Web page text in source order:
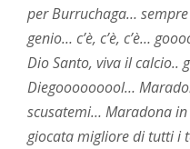
per Burruchaga…
genio… c’è, c’è, c’è…
Dio Santo, viva il calcio..
Diegooooooool…
scusatemi… Maradona
giocata migliore di tutti i